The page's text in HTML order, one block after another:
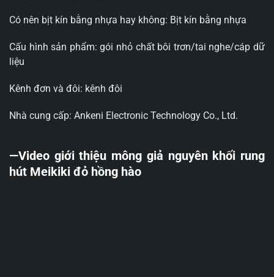
Có nên bịt kín bằng nhựa hay không: Bịt kín bằng nhựa
Cấu hình sản phẩm: gói nhỏ chất bôi trơn/tai nghe/cáp dữ
liệu
Kênh đơn và đôi: kênh đôi
Nhà cung cấp: Ankeni Electronic Technology Co., Ltd.
—Video giới thiệu mông giả nguyên khối rung
hút Meikiki đỏ hồng hào